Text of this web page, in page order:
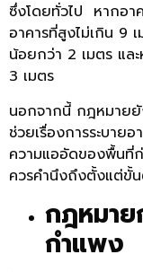
ซึ่งโดยทั่วไป หากอา
อาคารที่สูงไม่เกิน 9
น้อยกว่า 2 เมตร แล
3 เมตร
นอกจากนี้ กฎหมายยั
ช่วยเรื่องการระบาย
ความแออัดของพื้นที่ก่
ควรคำนึงถึงตั้งแต่ขั้
กฎหมาย
กำแพง